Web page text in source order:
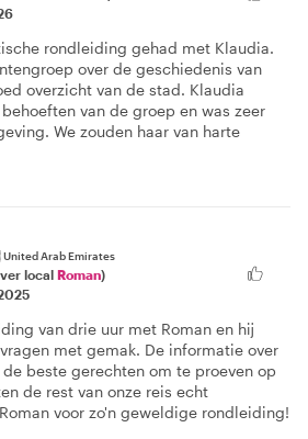
rondleiding gehad met Klaudia.
over de geschiedenis van
overzicht van de stad. Klaudia
van de groep en was zeer
We zouden haar van harte
United Arab Emirates
local Roman)
van drie uur met Roman en hij
met gemak. De informatie over
beste gerechten om te proeven op
de rest van onze reis echt
voor zo'n geweldige rondleiding!